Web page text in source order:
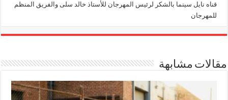
قناه نايل سينما بالشكر لرئيس المهرجان للأستاذ خالد سلى والفريق المنظم
للمهرجان
مقالات مشابهة